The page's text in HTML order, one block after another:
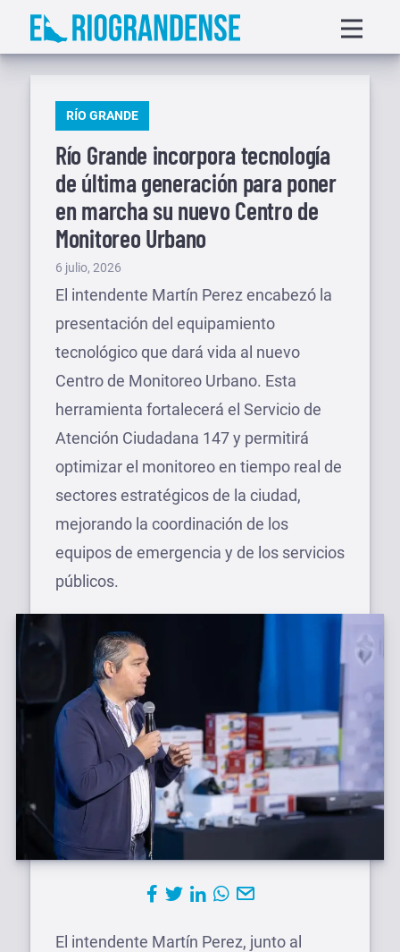
Saltar
menu
PUBLICADO
RÍO GRANDE
Río Grande incorpora tecnología
de última generación para poner
en marcha su nuevo Centro de
Monitoreo Urbano
Publicado
el
6 julio, 2026
El intendente Martín Perez encabezó la
presentación del equipamiento
tecnológico que dará vida al nuevo
Centro de Monitoreo Urbano. Esta
herramienta fortalecerá el Servicio de
Atención Ciudadana 147 y permitirá
optimizar el monitoreo en tiempo real de
sectores estratégicos de la ciudad,
mejorando la coordinación de los
equipos de emergencia y de los servicios
públicos.
El intendente Martín Perez, junto al